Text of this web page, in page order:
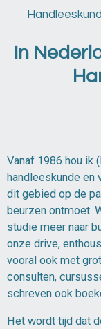
naar
hoofdinhoud
In
Vanaf 1986 hou ik
handleeskunde en
dit gebied op de
beurzen ontmoet.
studie meer naar
onze drive,
vooral ook met
consulten,
schreven ook
Het wordt tijd dat